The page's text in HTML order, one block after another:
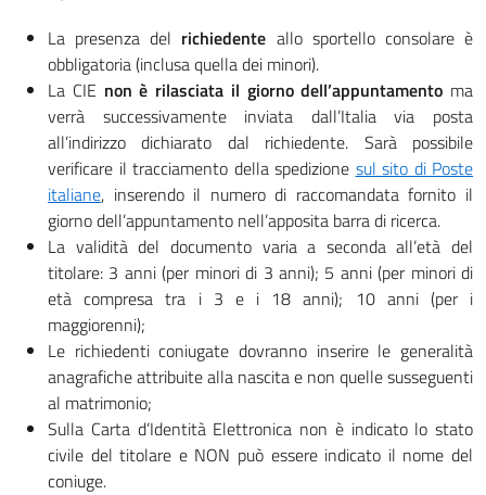
La presenza del richiedente allo sportello consolare è
obbligatoria (inclusa quella dei minori).
La CIE non è rilasciata il giorno dell’appuntamento ma
verrà successivamente inviata dall’Italia via posta
all’indirizzo dichiarato dal richiedente. Sarà possibile
verificare il tracciamento della spedizione sul sito di Poste
italiane, inserendo il numero di raccomandata fornito il
giorno dell’appuntamento nell’apposita barra di ricerca.
La validità del documento varia a seconda all’età del
titolare: 3 anni (per minori di 3 anni); 5 anni (per minori di
età compresa tra i 3 e i 18 anni); 10 anni (per i
maggiorenni);
Le richiedenti coniugate dovranno inserire le generalità
anagrafiche attribuite alla nascita e non quelle susseguenti
al matrimonio;
Sulla Carta d’Identità Elettronica non è indicato lo stato
civile del titolare e NON può essere indicato il nome del
coniuge.